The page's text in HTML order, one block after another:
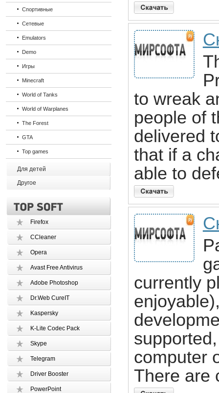
Спортивные
Сетевые
Emulators
Demo
Игры
Minecraft
World of Tanks
World of Warplanes
The Forest
GTA
Top games
Для детей
Другое
Firefox
CCleaner
Opera
Avast Free Antivirus
Adobe Photoshop
Dr.Web CureIT
Kaspersky
K-Lite Codec Pack
Skype
Telegram
Driver Booster
PowerPoint
to wreak
people of
delivered
that if a
able to
currently
computer
There are